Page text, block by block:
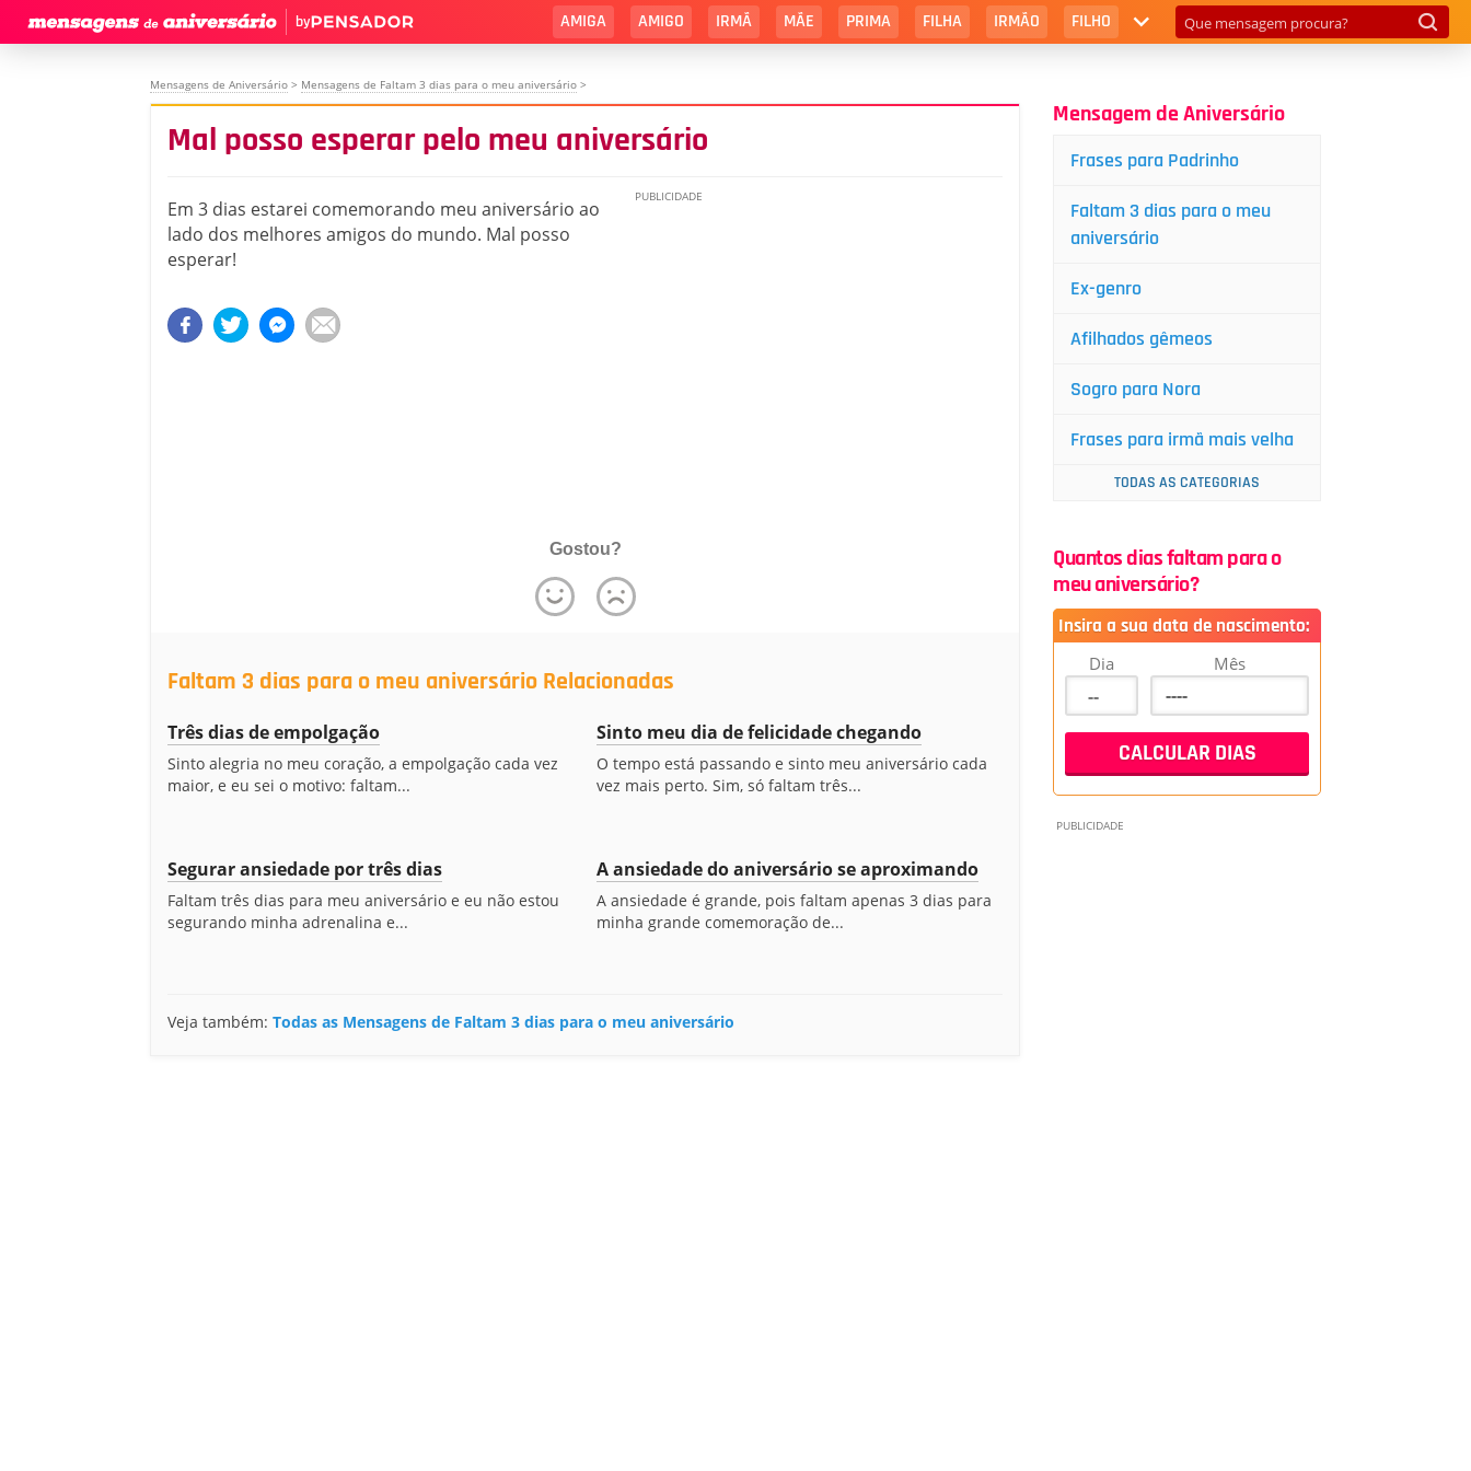
by AMIGA AMIGO IRMÃ MÃE PRIMA FILHA IRMÃO FILHO
Mensagens de Aniversário > Mensagens de Faltam 3 dias para o meu aniversário >
Mal posso esperar pelo meu aniversário
Em 3 dias estarei comemorando meu aniversário ao
lado dos melhores amigos do mundo. Mal posso
esperar!
Gostou?
Faltam 3 dias para o meu aniversário Relacionadas
Três dias de empolgação
Sinto alegria no meu coração, a empolgação cada vez
maior, e eu sei o motivo: faltam...
Sinto meu dia de felicidade chegando
O tempo está passando e sinto meu aniversário cada
vez mais perto. Sim, só faltam três...
Segurar ansiedade por três dias
Faltam três dias para meu aniversário e eu não estou
segurando minha adrenalina e...
A ansiedade do aniversário se aproximando
A ansiedade é grande, pois faltam apenas 3 dias para
minha grande comemoração de...
Veja também: Todas as Mensagens de Faltam 3 dias para o meu aniversário
Mensagem de Aniversário
Frases para Padrinho
Faltam 3 dias para o meu
aniversário
Ex-genro
Afilhados gêmeos
Sogro para Nora
Frases para irmã mais velha
TODAS AS CATEGORIAS
Quantos dias faltam para o
meu aniversário?
Insira a sua data de nascimento:
Dia Mês